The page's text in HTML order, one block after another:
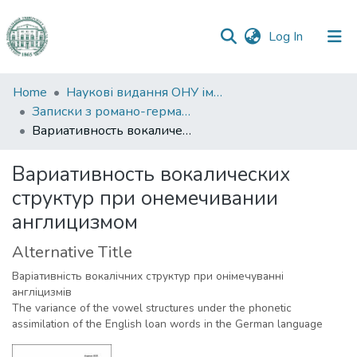
Log In (current)
Communities
&
Collections
Statistics
Home
Наукові видання ОНУ імені І. І. Мечникова
Записки з романо-германської філології
Вариативность вокалических структур при онемечивании англицизмом
Вариативность вокалических
структур при онемечивании
англицизмом
Alternative Title
Варіативність вокалічних структур при онімечуванні
англіцизмів
The variance of the vowel structures under the phonetic
assimilation of the English loan words in the German language